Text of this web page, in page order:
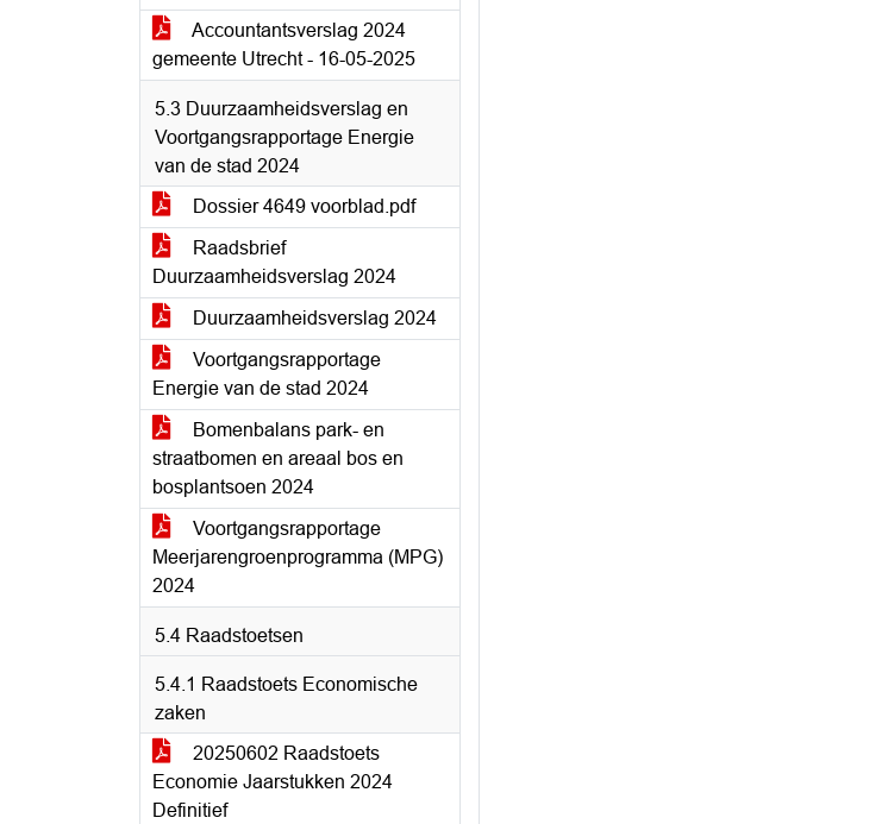
Accountantsverslag 2024
gemeente Utrecht - 16-05-2025
5.3 Duurzaamheidsverslag en
Voortgangsrapportage Energie
van de stad 2024
Dossier 4649 voorblad.pdf
Raadsbrief
Duurzaamheidsverslag 2024
Duurzaamheidsverslag 2024
Voortgangsrapportage
Energie van de stad 2024
Bomenbalans park- en
straatbomen en areaal bos en
bosplantsoen 2024
Voortgangsrapportage
Meerjarengroenprogramma (MPG)
2024
5.4 Raadstoetsen
5.4.1 Raadstoets Economische
zaken
20250602 Raadstoets
Economie Jaarstukken 2024
Definitief